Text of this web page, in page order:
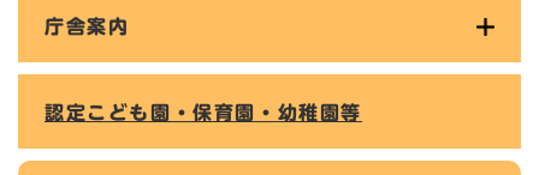
庁舎案内
認定こども園・保育園・幼稚園等